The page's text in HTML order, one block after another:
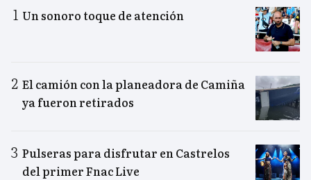
Un sonoro toque de atención
El camión con la planeadora de Camiña
ya fueron retirados
Pulseras para disfrutar en Castrelos
del primer Fnac Live